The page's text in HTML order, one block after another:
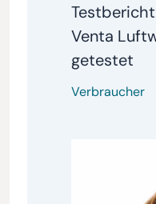
Venta
getestet
Verbraucher